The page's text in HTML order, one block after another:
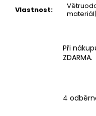
Vlastnost:
Při
ZDARMA.
4